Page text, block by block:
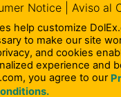
pagar
Notice | Aviso al
help customize
to make our site
and cookies
experience and
you agree to our